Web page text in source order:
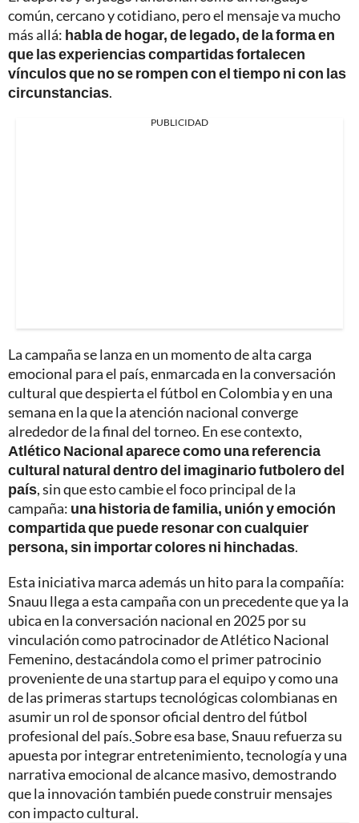
común, cercano y cotidiano, pero el mensaje va mucho
más allá: habla de hogar, de legado, de la forma en
que las experiencias compartidas fortalecen
vínculos que no se rompen con el tiempo ni con las
circunstancias.
PUBLICIDAD
La campaña se lanza en un momento de alta carga
emocional para el país, enmarcada en la conversación
cultural que despierta el fútbol en Colombia y en una
semana en la que la atención nacional converge
alrededor de la final del torneo. En ese contexto,
Atlético Nacional aparece como una referencia
cultural natural dentro del imaginario futbolero del
país, sin que esto cambie el foco principal de la
campaña: una historia de familia, unión y emoción
compartida que puede resonar con cualquier
persona, sin importar colores ni hinchadas.
Esta iniciativa marca además un hito para la compañía:
Snauu llega a esta campaña con un precedente que ya la
ubica en la conversación nacional en 2025 por su
vinculación como patrocinador de Atlético Nacional
Femenino, destacándola como el primer patrocinio
proveniente de una startup para el equipo y como una
de las primeras startups tecnológicas colombianas en
asumir un rol de sponsor oficial dentro del fútbol
profesional del país.Sobre esa base, Snauu refuerza su
apuesta por integrar entretenimiento, tecnología y una
narrativa emocional de alcance masivo, demostrando
que la innovación también puede construir mensajes
con impacto cultural.